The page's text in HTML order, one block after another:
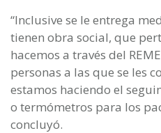
“Inclusive se le entrega
tienen obra social, que
hacemos a través del
personas a las que se les
estamos haciendo el
o termómetros para los
concluyó.